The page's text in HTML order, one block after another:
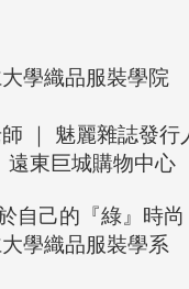
學織品服裝學院
｜ 魅麗雜誌發行
東巨城購物中心
自己的『綠』時尚
學織品服裝學系